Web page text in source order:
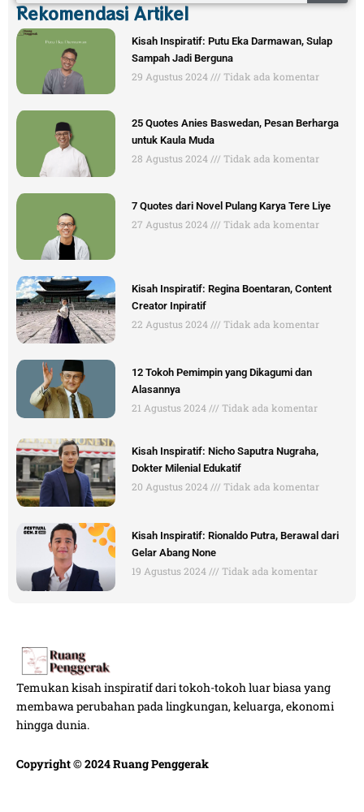
Rekomendasi Artikel
Kisah Inspiratif: Putu Eka Darmawan, Sulap
Sampah Jadi Berguna
29 Agustus 2024 Tidak ada komentar
25 Quotes Anies Baswedan, Pesan Berharga
untuk Kaula Muda
28 Agustus 2024 Tidak ada komentar
7 Quotes dari Novel Pulang Karya Tere Liye
27 Agustus 2024 Tidak ada komentar
Kisah Inspiratif: Regina Boentaran, Content
Creator Inpiratif
22 Agustus 2024 Tidak ada komentar
12 Tokoh Pemimpin yang Dikagumi dan
Alasannya
21 Agustus 2024 Tidak ada komentar
Kisah Inspiratif: Nicho Saputra Nugraha,
Dokter Milenial Edukatif
20 Agustus 2024 Tidak ada komentar
Kisah Inspiratif: Rionaldo Putra, Berawal dari
Gelar Abang None
19 Agustus 2024 Tidak ada komentar
Temukan kisah inspiratif dari tokoh-tokoh luar biasa yang
membawa perubahan pada lingkungan, keluarga, ekonomi
hingga dunia.
Copyright © 2024 Ruang Penggerak